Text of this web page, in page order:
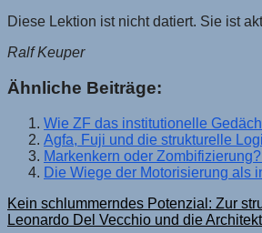
Diese Lektion ist nicht datiert. Sie ist
Ralf Keuper
Ähnliche Beiträge:
Wie ZF das institutionelle
Agfa, Fuji und die strukturelle
Markenkern oder
Die Wiege der Motorisierung als
Beitragsnavigation
Kein schlummerndes Potenzial: Zur
Leonardo Del Vecchio und die